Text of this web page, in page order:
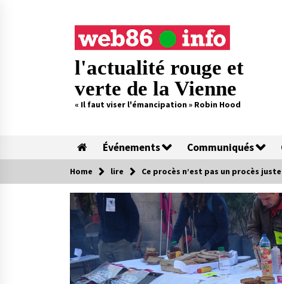
l'actualité rouge et
verte de la Vienne
« Il faut viser l'émancipation » Robin Hood
Événements Communiqués
Home lire Ce procès n’est pas un procès juste